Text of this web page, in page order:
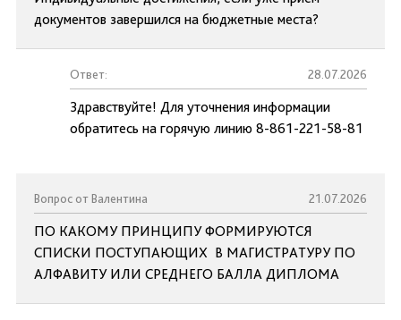
документов завершился на бюджетные места?
Ответ: 28.07.2026
Здравствуйте! Для уточнения информации
обратитесь на горячую линию 8-861-221-58-81
Вопрос от Валентина 21.07.2026
ПО КАКОМУ ПРИНЦИПУ ФОРМИРУЮТСЯ
СПИСКИ ПОСТУПАЮЩИХ В МАГИСТРАТУРУ ПО
АЛФАВИТУ ИЛИ СРЕДНЕГО БАЛЛА ДИПЛОМА